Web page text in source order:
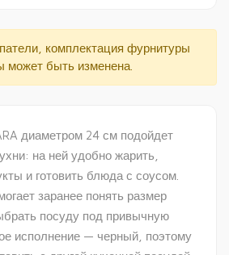
комплектация фурнитуры
может быть изменена.
диаметром 24 см подойдет
на ней удобно жарить,
и готовить блюда с соусом.
заранее понять размер
посуду под привычную
исполнение — черный, поэтому